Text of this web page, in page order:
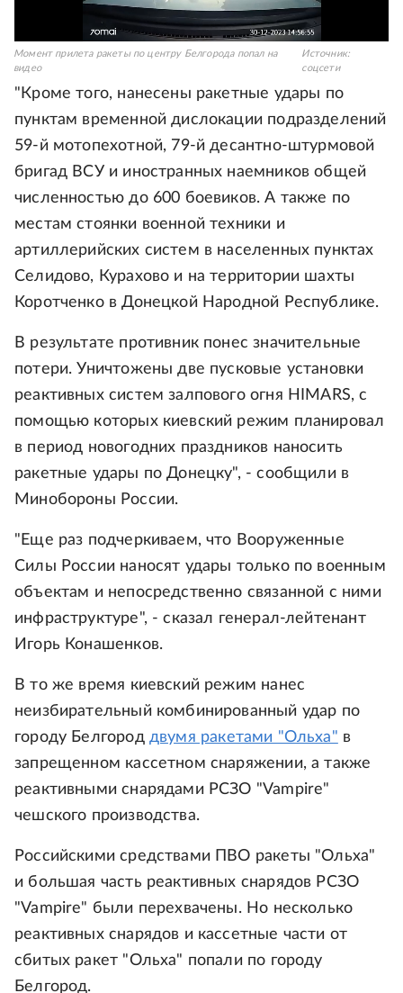
Момент прилета ракеты по центру Белгорода попал на
видео
Источник:
соцсети
"Кроме того, нанесены ракетные удары по
пунктам временной дислокации подразделений
59-й мотопехотной, 79-й десантно-штурмовой
бригад ВСУ и иностранных наемников общей
численностью до 600 боевиков. А также по
местам стоянки военной техники и
артиллерийских систем в населенных пунктах
Селидово, Курахово и на территории шахты
Коротченко в Донецкой Народной Республике.
В результате противник понес значительные
потери. Уничтожены две пусковые установки
реактивных систем залпового огня HIMARS, с
помощью которых киевский режим планировал
в период новогодних праздников наносить
ракетные удары по Донецку", - сообщили в
Минобороны России.
"Еще раз подчеркиваем, что Вооруженные
Силы России наносят удары только по военным
объектам и непосредственно связанной с ними
инфраструктуре", - сказал генерал-лейтенант
Игорь Конашенков.
В то же время киевский режим нанес
неизбирательный комбинированный удар по
городу Белгород двумя ракетами "Ольха" в
запрещенном кассетном снаряжении, а также
реактивными снарядами РСЗО "Vampire"
чешского производства.
Российскими средствами ПВО ракеты "Ольха"
и большая часть реактивных снарядов РСЗО
"Vampire" были перехвачены. Но несколько
реактивных снарядов и кассетные части от
сбитых ракет "Ольха" попали по городу
Белгород.